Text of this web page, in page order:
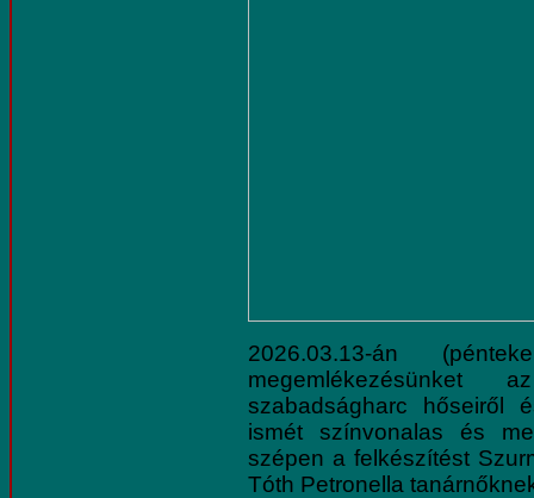
2026.03.13-án
szabadságharc hőseiről
ismét színvonalas és
szépen a felkészítést
Tóth Petronella